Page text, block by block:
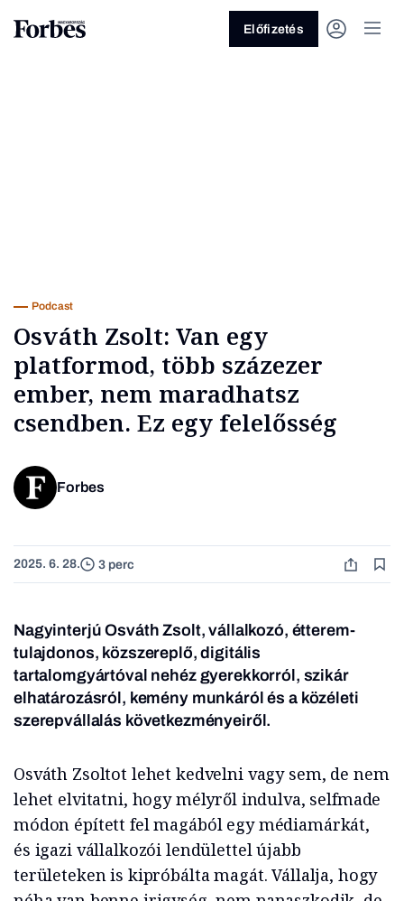
Előfizetés
Podcast
Osváth Zsolt: Van egy
platformod, több százezer
ember, nem maradhatsz
csendben. Ez egy felelősség
Forbes
2025. 6. 28. 3 perc
Nagyinterjú Osváth Zsolt, vállalkozó, étterem-
tulajdonos, közszereplő, digitális
tartalomgyártóval nehéz gyerekkorról, szikár
elhatározásról, kemény munkáról és a közéleti
szerepvállalás következményeiről.
Osváth Zsoltot lehet kedvelni vagy sem, de nem
lehet elvitatni, hogy mélyről indulva, selfmade
módon épített fel magából egy médiamárkát,
és igazi vállalkozói lendülettel újabb
területeken is kipróbálta magát. Vállalja, hogy